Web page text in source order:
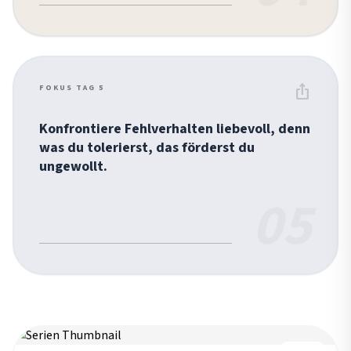
FOKUS TAG 5 ios_share
Konfrontiere Fehlverhalten liebevoll, denn
was du tolerierst, das förderst du
ungewollt.